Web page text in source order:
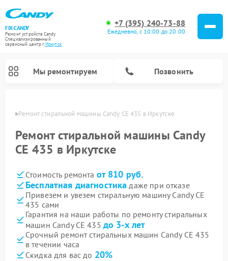
FIX-CANDY
Ремонт устройств Candy
Специализированный
cервисный центр г.Иркутск
+7 (395) 240-73-88
Ежедневно, с 10:00 до 20:00
Мы ремонтируем Позвонить
Ремонт стиральной машины Candy CE 435 в Иркутске
Ремонт стиральной машины Candy
CE 435 в Иркутске
Стоимость ремонта от 810 руб.
Бесплатная диагностика даже при отказе
Привезем и увезем стиральную машину Candy CE
435 сами
Гарантия на наши работы по ремонту стиральных
машин Candy CE 435 до 3-х лет
Срочный ремонт стиральных машин Candy CE 435
в течении часа
Скидка для вас до 20%